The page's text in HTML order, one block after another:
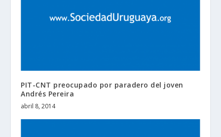
PIT-CNT preocupado por paradero del joven
Andrés Pereira
abril 8, 2014